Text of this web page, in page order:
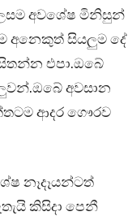
අවශේෂ මිනිසුන්
අනෙකුත් සියලුම දේ
එපා.ඔබේ
අවසාන
ආදර ගෞරව
නෑදෑයන්ටත්
කිසිදා පෙනී